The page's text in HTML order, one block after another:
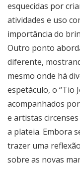
esquecidas por
atividades e uso
importância do
Outro ponto
diferente,
mesmo onde há
espetáculo, o “Tio
acompanhados
e artistas
a plateia. Embora
trazer uma
sobre as novas